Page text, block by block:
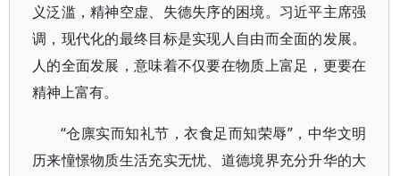
义泛滥，精神空虚、失德失序的困境。习近平主席强
调，现代化的最终目标是实现人自由而全面的发展。
人的全面发展，意味着不仅要在物质上富足，更要在
精神上富有。
“仓廪实而知礼节，衣食足而知荣辱”，中华文明
历来憧憬物质生活充实无忧、道德境界充分升华的大